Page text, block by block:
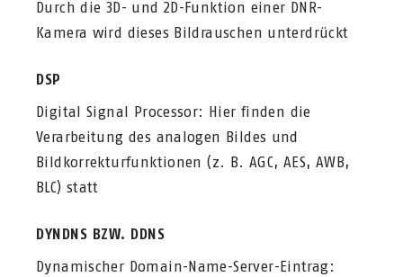
Durch die 3D- und 2D-Funktion einer DNR-
Kamera wird dieses Bildrauschen unterdrückt
DSP
Digital Signal Processor: Hier finden die
Verarbeitung des analogen Bildes und
Bildkorrekturfunktionen (z. B. AGC, AES, AWB,
BLC) statt
DYNDNS BZW. DDNS
Dynamischer Domain-Name-Server-Eintrag: